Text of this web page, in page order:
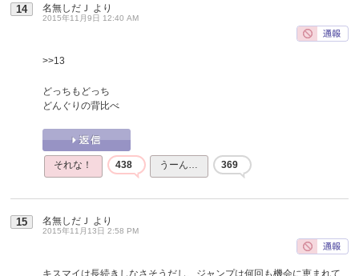
14 名無しだＪ より
2015年11月9日 12:40 AM
>>13
どっちもどっち
どんぐりの背比べ
それな！ 438 うーん… 369
15 名無しだＪ より
2015年11月13日 2:58 PM
キスマイは長続きしなさそうだし、ジャンプは何回も機会に恵まれて